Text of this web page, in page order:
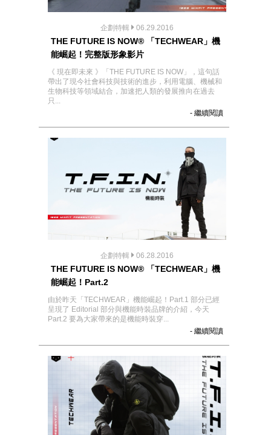
企劃特輯 06.29.2016
THE FUTURE IS NOW® 「TECHWEAR」機
能崛起！完整版形象影片
《 現在即未來 》「THE FUTURE IS NOW」，這句話
帶出了現今社會科技與技術的進步，利用電腦、機械和
生物科技等領域結合，加速把人類的發展推向在過去
只...
- 繼續閱讀
企劃特輯 06.28.2016
THE FUTURE IS NOW® 「TECHWEAR」機
能崛起！Part.2
由於昨天「TECHWEAR」機能崛起！Part.1 部分已經
呈現了 Editorial 部分與機能時裝品牌的介紹，今天
Part.2 要為大家帶來的是機能時裝穿...
- 繼續閱讀